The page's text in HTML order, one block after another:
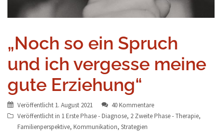
„Noch so ein Spruch
und ich vergesse meine
gute Erziehung“
Veröffentlicht 1. August 2021
40 Kommentare
Veröffentlicht in 1 Erste Phase - Diagnose, 2 Zweite Phase - Therapie,
Familienperspektive, Kommunikation, Strategien